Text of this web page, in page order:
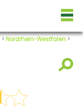
> Nordrhein-Westfalen >